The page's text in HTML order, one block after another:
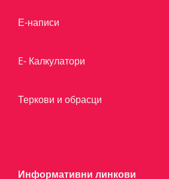
Е-написи
E- Калкулатори
Теркови и обрасци
Информативни линкови